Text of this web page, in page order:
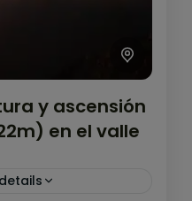
y ascensión
en el valle